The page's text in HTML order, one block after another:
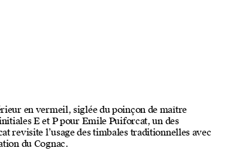
en vermeil, siglée du poinçon de maître
E et P pour Emile Puiforcat, un des
revisite l’usage des timbales traditionnelles avec
du Cognac.